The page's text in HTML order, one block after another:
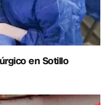
en Sotillo